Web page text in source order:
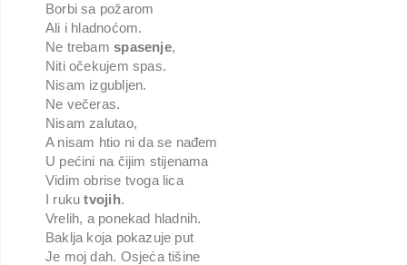
Borbi sa požarom
Ali i hladnoćom.
Ne trebamspasenje,
Niti očekujem spas.
Nisam izgubljen.
Ne večeras.
Nisam zalutao,
A nisam htio ni da se nađem
U pećini na čijim stijenama
Vidim obrise tvoga lica
I rukutvojih.
Vrelih, a ponekad hladnih.
Baklja koja pokazuje put
Je moj dah. Osjeća tišine